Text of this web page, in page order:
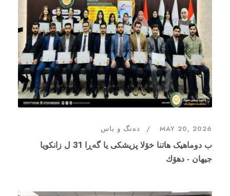
MAY 20, 2026 دەنگ و باس
ب دوماهیک هاتنا خۆلا پزیشکی یا گەڕا 31 ل زانکویا
جیهان - دهۆك